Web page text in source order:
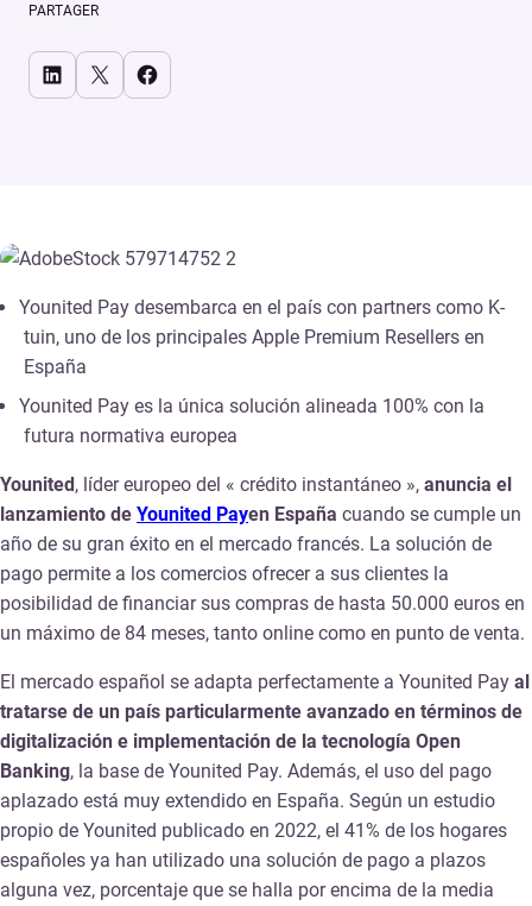
PARTAGER
Share on LinkedIn Share on X Share on Facebook
Younited Pay desembarca en el país con partners como K-
tuin, uno de los principales Apple Premium Resellers en
España
Younited Pay es la única solución alineada 100% con la
futura normativa europea
Younited, líder europeo del « crédito instantáneo », anuncia el
lanzamiento de Younited Payen España cuando se cumple un
año de su gran éxito en el mercado francés. La solución de
pago permite a los comercios ofrecer a sus clientes la
posibilidad de financiar sus compras de hasta 50.000 euros en
un máximo de 84 meses, tanto online como en punto de venta.
El mercado español se adapta perfectamente a Younited Pay al
tratarse de un país particularmente avanzado en términos de
digitalización e implementación de la tecnología Open
Banking, la base de Younited Pay. Además, el uso del pago
aplazado está muy extendido en España. Según un estudio
propio de Younited publicado en 2022, el 41% de los hogares
españoles ya han utilizado una solución de pago a plazos
alguna vez, porcentaje que se halla por encima de la media